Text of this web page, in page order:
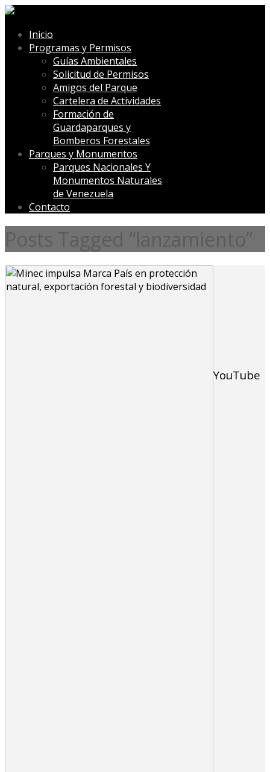
Inicio
Programas y Permisos
Guías Ambientales
Solicitud de Permisos
Amigos del Parque
Cartelera de Actividades
Formación de
Guardaparques y
Bomberos Forestales
Parques y Monumentos
Parques Nacionales Y
Monumentos Naturales
de Venezuela
Contacto
Posts Tagged “lanzamiento”
YouTube